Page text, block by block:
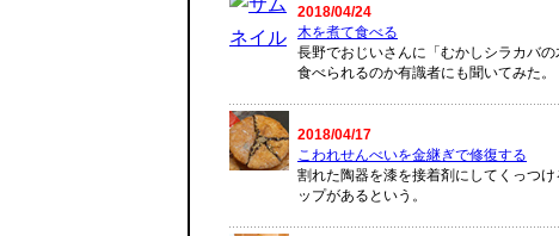
2018/04/24
木を煮て食べる
長野でおじいさんに「むかしシラカバ
食べられるのか有識者にも聞いてみた。
2018/04/17
こわれせんべいを金継ぎで修復する
割れた陶器を漆を接着剤にしてくっつ
ップがあるという。